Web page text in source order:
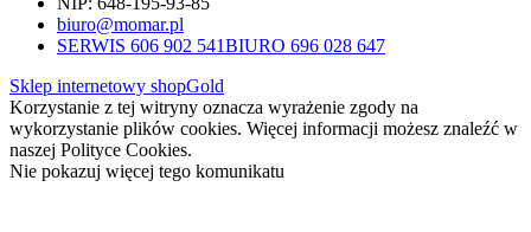
biuro@momar.pl
SERWIS 606 902 541BIURO 696 028 647
Sklep internetowy shopGold
Korzystanie z tej witryny oznacza wyrażenie zgody na
wykorzystanie plików cookies. Więcej informacji możesz znaleźć w
naszej Polityce Cookies.
Nie pokazuj więcej tego komunikatu